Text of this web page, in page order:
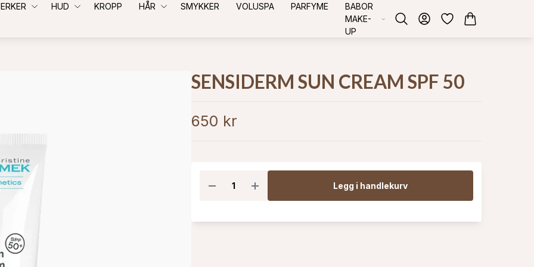
HUD KROPP HÅR SMYKKER VOLUSPA PARFYME
BABOR
MAKE-
UP
SENSIDERM SUN CREAM SPF 50
650 kr
Legg i handlekurv